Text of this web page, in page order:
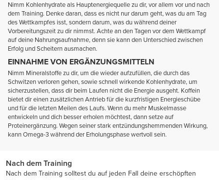
Nimm Kohlenhydrate als Hauptenergiequelle zu dir, vor allem vor und nach
dem Training. Denke daran, dass es nicht nur darum geht, was du am Tag
des Wettkampfes isst, sondern darum, was du während deiner
Vorbereitungszeit zu dir nimmst. Achte an den Tagen vor dem Wettkampf
auf deine Nahrungsaufnahme, denn sie kann den Unterschied zwischen
Erfolg und Scheitern ausmachen.
EINNAHME VON ERGÄNZUNGSMITTELN
Nimm Mineralstoffe zu dir, um die wieder aufzufüllen, die durch das
Schwitzen verloren gehen, sowie schnell wirkende Kohlenhydrate, um
sicherzustellen, dass dir beim Laufen nicht die Energie ausgeht. Koffein
bietet dir einen zusätzlichen Antrieb für die kurzfristigen Energieschübe
und für die letzten Meilen des Laufs. Wenn du mehr Muskelmasse
entwickeln und dich besser erholen möchtest, dann setze auf
Proteinergänzung. Wegen seiner stark entzündungshemmenden Wirkung,
kann Omega-3 während der Erholungsphase wertvoll sein.
Nach dem Training
Nach dem Training solltest du auf jeden Fall deine erschöpften